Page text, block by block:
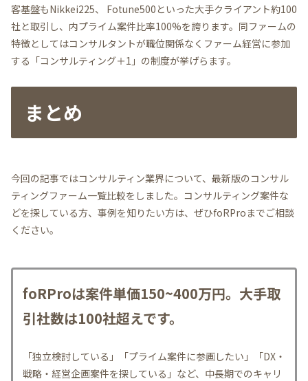
客基盤もNikkei225、 Fotune500といった大手クライアント約100
社と取引し、内プライム案件比率100%を誇ります。同ファームの
特徴としてはコンサルタントが職位関係なくファーム経営に参加
する「コンサルティング＋1」の制度が挙げらます。
まとめ
今回の記事ではコンサルティン業界について、最新版のコンサル
ティングファーム一覧比較をしました。コンサルティング案件な
どを探している方、事例を知りたい方は、ぜひfoRProまでご相談
ください。
foRProは案件単価150~400万円。大手取
引社数は100社超えです。
「独立検討している」「プライム案件に参画したい」「DX・
戦略・経営企画案件を探している」など、中長期でのキャリ